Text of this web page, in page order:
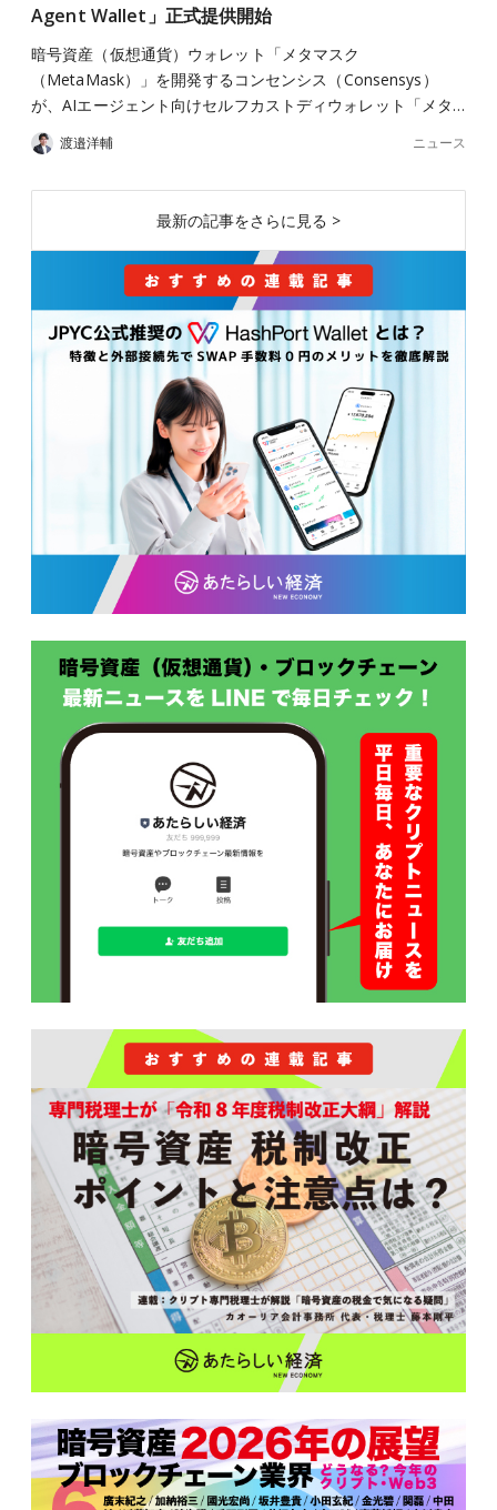
Agent Wallet」正式提供開始
暗号資産（仮想通貨）ウォレット「メタマスク
（MetaMask）」を開発するコンセンシス（Consensys）
が、AIエージェント向けセルフカストディウォレット「メタ…
渡邉洋輔 ニュース
最新の記事をさらに見る >